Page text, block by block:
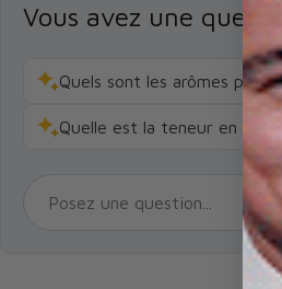
Vous avez une
Quels sont les arômes
Quelle est la teneur en